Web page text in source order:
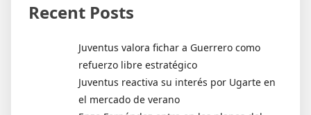
Recent Posts
Juventus valora fichar a Guerrero como
refuerzo libre estratégico
Juventus reactiva su interés por Ugarte en
el mercado de verano